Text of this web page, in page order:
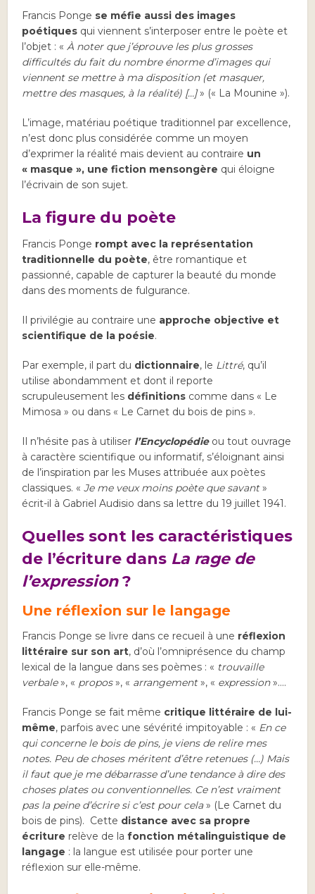
Francis Ponge se méfie aussi des images
poétiques qui viennent s’interposer entre le poète et
l’objet : «À noter que j’éprouve les plus grosses
difficultés du fait du nombre énorme d’images qui
viennent se mettre à ma disposition (et masquer,
mettre des masques, à la réalité) […]» (« La Mounine »).
L’image, matériau poétique traditionnel par excellence,
n’est donc plus considérée comme un moyen
d’exprimer la réalité mais devient au contraire un
« masque », une fiction mensongère qui éloigne
l’écrivain de son sujet.
La figure du poète
Francis Ponge rompt avec la représentation
traditionnelle du poète, être romantique et
passionné, capable de capturer la beauté du monde
dans des moments de fulgurance.
Il privilégie au contraire une approche objective et
scientifique de la poésie.
Par exemple, il part du dictionnaire, le Littré, qu’il
utilise abondamment et dont il reporte
scrupuleusement les définitions comme dans « Le
Mimosa » ou dans « Le Carnet du bois de pins ».
Il n’hésite pas à utiliser l’Encyclopédieou tout ouvrage
à caractère scientifique ou informatif, s’éloignant ainsi
de l’inspiration par les Muses attribuée aux poètes
classiques. «Je me veux moins poète que savant»
écrit-il à Gabriel Audisio dans sa lettre du 19 juillet 1941.
Quelles sont les caractéristiques
de l’écriture dans La rage de
l’expression?
Une réflexion sur le langage
Francis Ponge se livre dans ce recueil à une réflexion
littéraire sur son art, d’où l’omniprésence du champ
lexical de la langue dans ses poèmes : « trouvaille
verbale», « propos», « arrangement», « expression»….
Francis Ponge se fait même critique littéraire de lui-
même, parfois avec une sévérité impitoyable : « En ce
qui concerne le bois de pins, je viens de relire mes
notes. Peu de choses méritent d’être retenues (…) Mais
il faut que je me débarrasse d’une tendance à dire des
choses plates ou conventionnelles. Ce n’est vraiment
pas la peine d’écrire si c’est pour cela» (Le Carnet du
bois de pins). Cette distance avec sa propre
écriture relève de lafonction métalinguistique de
langage : la langue est utilisée pour porter une
réflexion sur elle-même.